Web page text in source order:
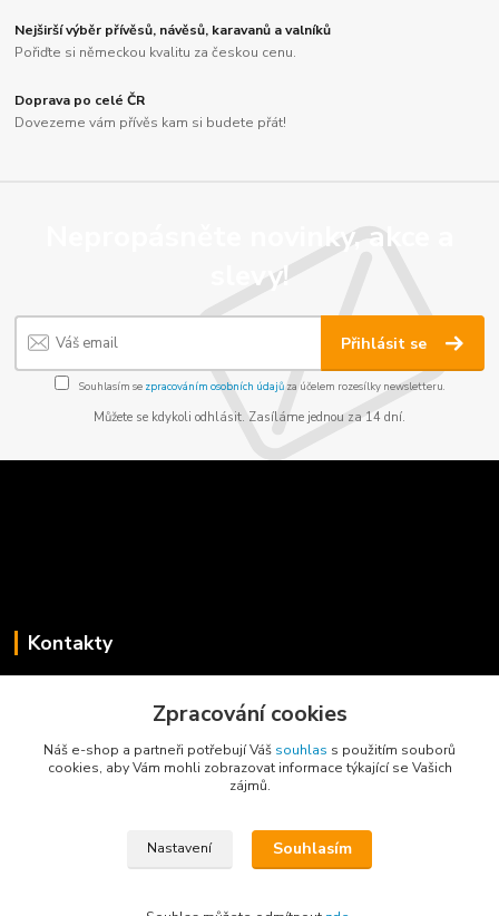
Nejširší výběr přívěsů, návěsů, karavanů a valníků
Pořiďte si německou kvalitu za českou cenu.
Doprava po celé ČR
Dovezeme vám přívěs kam si budete přát!
Nepropásněte novinky, akce a
slevy!
Přihlásit se
Souhlasím se zpracováním osobních údajůza účelem rozesílky newsletteru.
Můžete se kdykoli odhlásit. Zasíláme jednou za 14 dní.
Kontakty
+420 775 734 715
info@privesyblyss.cz
Zpracování cookies
Náš e-shop a partneři potřebují Váš souhlas s použitím souborů
cookies, aby Vám mohli zobrazovat informace týkající se Vašich
zájmů.
Nastavení Souhlasím